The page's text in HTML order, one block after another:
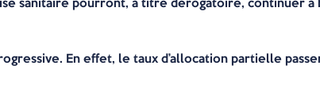
En effet, le taux d’allocation partielle